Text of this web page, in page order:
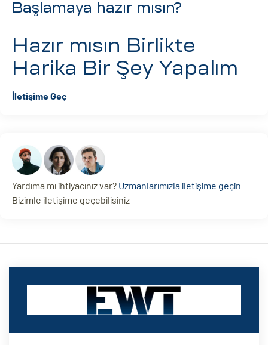
Başlamaya hazır mısın?
Hazır mısın Birlikte
Harika Bir Şey Yapalım
İletişime Geç
Yardıma mı ihtiyacınız var? Uzmanlarımızla iletişime geçin
Bizimle iletişime geçebilisiniz